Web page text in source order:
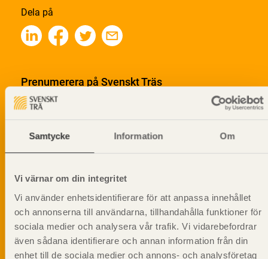
Samtycke Information Om
Vi värnar om din integritet
Vi använder enhetsidentifierare för att anpassa innehållet
och annonserna till användarna, tillhandahålla funktioner för
sociala medier och analysera vår trafik. Vi vidarebefordrar
även sådana identifierare och annan information från din
enhet till de sociala medier och annons- och analysföretag
Dela på
Prenumerera på Svenskt Träs
informationsutskick!